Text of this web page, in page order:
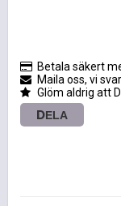
Betala säkert
Maila oss, vi
Glöm aldrig att
DELA